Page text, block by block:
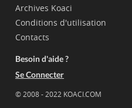
Archives Koaci
Conditions d'utilisation
Contacts
Besoin d'aide ?
Se Connecter
© 2008 - 2022 KOACI.COM